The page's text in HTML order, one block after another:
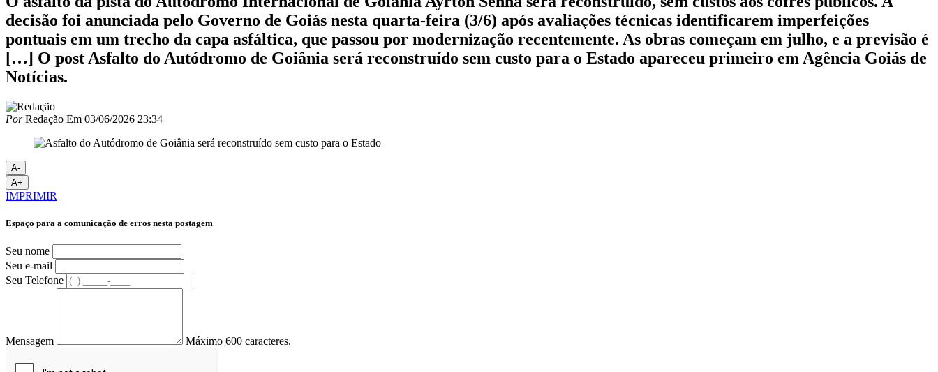
decisão foi anunciada pelo Governo de Goiás nesta quarta-feira (3/6) após avaliações técnicas identificarem imperfeições
pontuais em um trecho da capa asfáltica, que passou por modernização recentemente. As obras começam em julho, e a previsão é
[…] O post Asfalto do Autódromo de Goiânia será reconstruído sem custo para o Estado apareceu primeiro em Agência Goiás de
Notícias.
PorRedação Em 03/06/2026 23:34
A-
A+
IMPRIMIR
Espaço para a comunicação de erros nesta postagem
Seu nome
Seu e-mail
Seu Telefone
Mensagem Máximo 600 caracteres.